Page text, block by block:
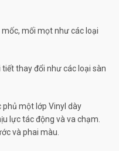
mốc, mối mọt như các loại
thay đổi như các loại sàn
phủ một lớp Vinyl dày
lực tác động và va chạm.
và phai màu.